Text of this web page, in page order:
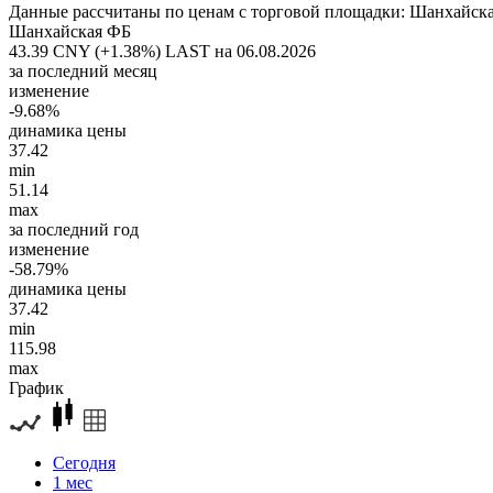
Данные рассчитаны по ценам с торговой площадки:
Шанхайская ФБ
43.39 CNY (+1.38%) LAST на 06.08.2026
за последний месяц
изменение
-9.68%
динамика цены
37.42
min
51.14
max
за последний год
изменение
-58.79%
динамика цены
37.42
min
115.98
max
График
Сегодня
1 мес